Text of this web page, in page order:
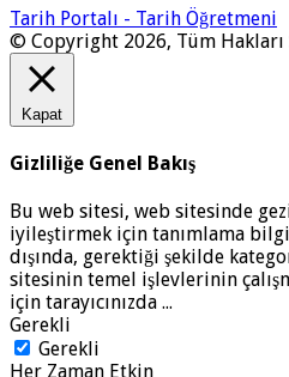
Tarih Portalı - Tarih Öğretmeni
© Copyright 2026, Tüm Hakları
Kapat
Gizliliğe Genel Bakış
Bu web sitesi, web sitesinde
iyileştirmek için tanımlama
dışında, gerektiği şekilde
sitesinin temel işlevlerinin
için tarayıcınızda ...
Gerekli
Gerekli
Her Zaman Etkin